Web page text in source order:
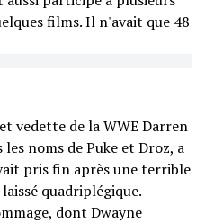
films. Il n'avait que 48
vedette de la WWE Darren
noms de Puke et Droz, a
pris fin après une terrible
quadriplégique.
dont Dwayne